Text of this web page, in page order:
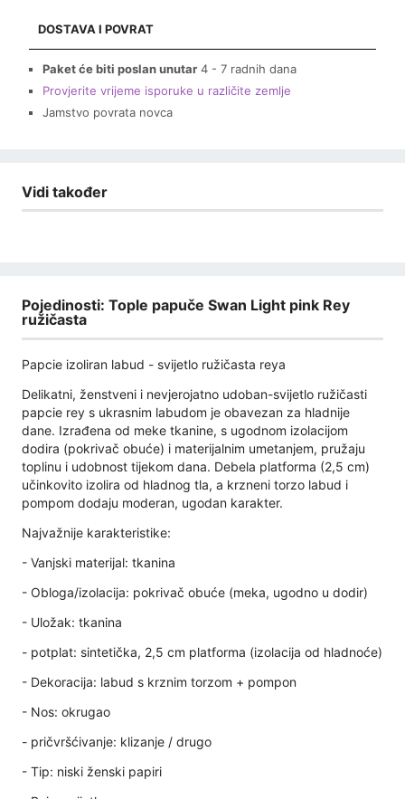
DOSTAVA I POVRAT
Paket će biti poslan unutar 4 - 7 radnih dana
Provjerite vrijeme isporuke u različite zemlje
Jamstvo povrata novca
Vidi također
Pojedinosti: Tople papuče Swan Light pink Rey
ružičasta
Papcie izoliran labud - svijetlo ružičasta reya
Delikatni, ženstveni i nevjerojatno udoban-svijetlo ružičasti
papcie rey s ukrasnim labudom je obavezan za hladnije
dane. Izrađena od meke tkanine, s ugodnom izolacijom
dodira (pokrivač obuće) i materijalnim umetanjem, pružaju
toplinu i udobnost tijekom dana. Debela platforma (2,5 cm)
učinkovito izolira od hladnog tla, a krzneni torzo labud i
pompom dodaju moderan, ugodan karakter.
Najvažnije karakteristike:
- Vanjski materijal: tkanina
- Obloga/izolacija: pokrivač obuće (meka, ugodno u dodir)
- Uložak: tkanina
- potplat: sintetička, 2,5 cm platforma (izolacija od hladnoće)
- Dekoracija: labud s krznim torzom + pompon
- Nos: okrugao
- pričvršćivanje: klizanje / drugo
- Tip: niski ženski papiri